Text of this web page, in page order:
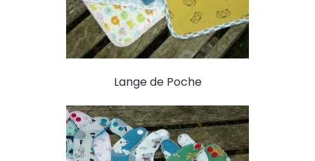
Lange de Poche